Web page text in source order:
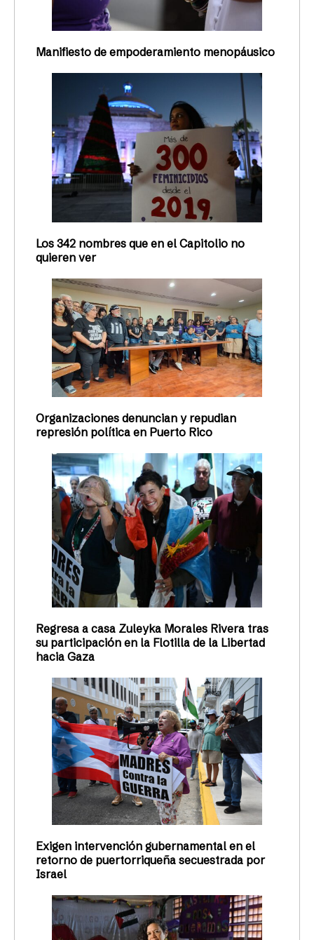
Manifiesto de empoderamiento menopáusico
Los 342 nombres que en el Capitolio no
quieren ver
Organizaciones denuncian y repudian
represión política en Puerto Rico
Regresa a casa Zuleyka Morales Rivera tras
su participación en la Flotilla de la Libertad
hacia Gaza
Exigen intervención gubernamental en el
retorno de puertorriqueña secuestrada por
Israel